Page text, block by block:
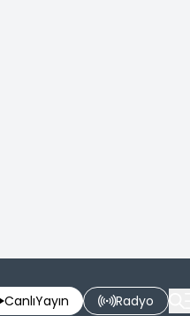
CanlıYayın Radyo